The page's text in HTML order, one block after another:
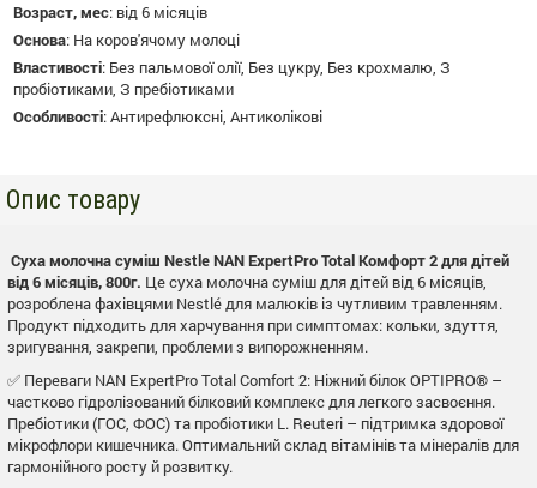
Возраст, мес: від 6 місяців
Основа: На коров'ячому молоці
Властивості: Без пальмової олії, Без цукру, Без крохмалю, З
пробіотиками, З пребіотиками
Особливості:Антирефлюксні, Антиколікові
Опис товару
Суха молочна суміш Nestle NAN ExpertPro Total Комфорт 2 для дітей
від 6 місяців, 800г. Це суха молочна суміш для дітей від 6 місяців,
розроблена фахівцями Nestlé для малюків із чутливим травленням.
Продукт підходить для харчування при симптомах: кольки, здуття,
зригування, закрепи, проблеми з випорожненням.
✅ Переваги NAN ExpertPro Total Comfort 2: Ніжний білок OPTIPRO® –
частково гідролізований білковий комплекс для легкого засвоєння.
Пребіотики (ГОС, ФОС) та пробіотики L. Reuteri – підтримка здорової
мікрофлори кишечника. Оптимальний склад вітамінів та мінералів для
гармонійного росту й розвитку.